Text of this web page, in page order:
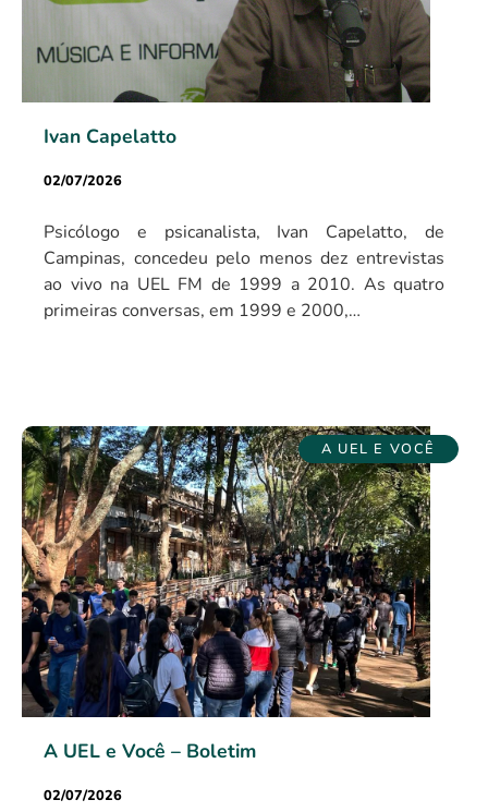
Ivan Capelatto
02/07/2026
Psicólogo e psicanalista, Ivan Capelatto, de
Campinas, concedeu pelo menos dez entrevistas
ao vivo na UEL FM de 1999 a 2010. As quatro
primeiras conversas, em 1999 e 2000,…
A UEL E VOCÊ
A UEL e Você – Boletim
02/07/2026